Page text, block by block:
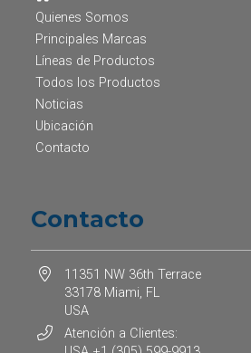
Quienes Somos
Principales Marcas
Líneas de Productos
Todos los Productos
Noticias
Ubicación
Contacto
Contacto
11351 NW 36th Terrace
33178 Miami, FL
USA
Atención a Clientes: